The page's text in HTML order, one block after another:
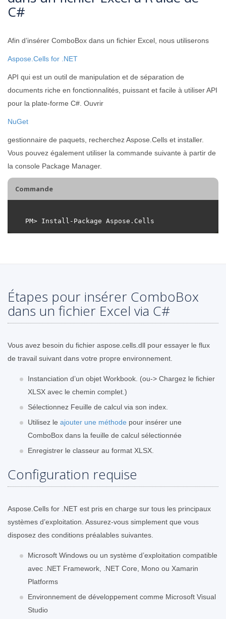
C#
Afin d’insérer ComboBox dans un fichier Excel, nous utiliserons
Aspose.Cells for .NET
API qui est un outil de manipulation et de séparation de
documents riche en fonctionnalités, puissant et facile à utiliser API
pour la plate-forme C#. Ouvrir
NuGet
gestionnaire de paquets, recherchez Aspose.Cells et installer.
Vous pouvez également utiliser la commande suivante à partir de
la console Package Manager.
Commande
Étapes pour insérer ComboBox
dans un fichier Excel via C#
Vous avez besoin du fichier aspose.cells.dll pour essayer le flux
de travail suivant dans votre propre environnement.
Instanciation d’un objet Workbook. (ou-> Chargez le fichier
XLSX avec le chemin complet.)
Sélectionnez Feuille de calcul via son index.
Utilisez le ajouter une méthode pour insérer une
ComboBox dans la feuille de calcul sélectionnée
Enregistrer le classeur au format XLSX.
Configuration requise
Aspose.Cells for .NET est pris en charge sur tous les principaux
systèmes d’exploitation. Assurez-vous simplement que vous
disposez des conditions préalables suivantes.
Microsoft Windows ou un système d’exploitation compatible
avec .NET Framework, .NET Core, Mono ou Xamarin
Platforms
Environnement de développement comme Microsoft Visual
Studio